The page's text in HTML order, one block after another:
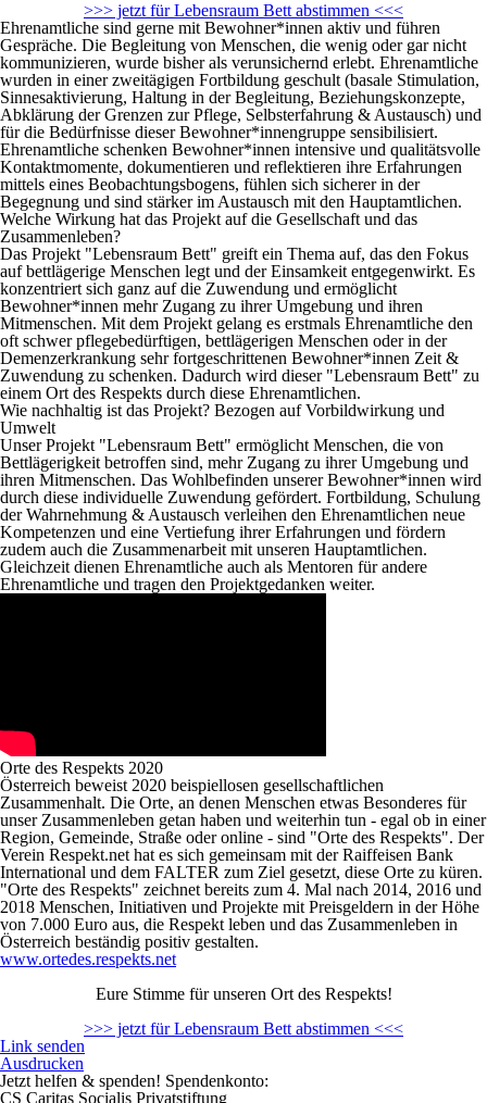
>>> jetzt für Lebensraum Bett abstimmen <<<
Ehrenamtliche sind gerne mit Bewohner*innen aktiv und führen
Gespräche. Die Begleitung von Menschen, die wenig oder gar nicht
kommunizieren, wurde bisher als verunsichernd erlebt. Ehrenamtliche
wurden in einer zweitägigen Fortbildung geschult (basale Stimulation,
Sinnesaktivierung, Haltung in der Begleitung, Beziehungskonzepte,
Abklärung der Grenzen zur Pflege, Selbsterfahrung & Austausch) und
für die Bedürfnisse dieser Bewohner*innengruppe sensibilisiert.
Ehrenamtliche schenken Bewohner*innen intensive und qualitätsvolle
Kontaktmomente, dokumentieren und reflektieren ihre Erfahrungen
mittels eines Beobachtungsbogens, fühlen sich sicherer in der
Begegnung und sind stärker im Austausch mit den Hauptamtlichen.
Welche Wirkung hat das Projekt auf die Gesellschaft und das
Zusammenleben?
Das Projekt "Lebensraum Bett" greift ein Thema auf, das den Fokus
auf bettlägerige Menschen legt und der Einsamkeit entgegenwirkt. Es
konzentriert sich ganz auf die Zuwendung und ermöglicht
Bewohner*innen mehr Zugang zu ihrer Umgebung und ihren
Mitmenschen. Mit dem Projekt gelang es erstmals Ehrenamtliche den
oft schwer pflegebedürftigen, bettlägerigen Menschen oder in der
Demenzerkrankung sehr fortgeschrittenen Bewohner*innen Zeit &
Zuwendung zu schenken. Dadurch wird dieser "Lebensraum Bett" zu
einem Ort des Respekts durch diese Ehrenamtlichen.
Wie nachhaltig ist das Projekt? Bezogen auf Vorbildwirkung und
Umwelt
Unser Projekt "Lebensraum Bett" ermöglicht Menschen, die von
Bettlägerigkeit betroffen sind, mehr Zugang zu ihrer Umgebung und
ihren Mitmenschen. Das Wohlbefinden unserer Bewohner*innen wird
durch diese individuelle Zuwendung gefördert. Fortbildung, Schulung
der Wahrnehmung & Austausch verleihen den Ehrenamtlichen neue
Kompetenzen und eine Vertiefung ihrer Erfahrungen und fördern
zudem auch die Zusammenarbeit mit unseren Hauptamtlichen.
Gleichzeit dienen Ehrenamtliche auch als Mentoren für andere
Ehrenamtliche und tragen den Projektgedanken weiter.
Orte des Respekts 2020
Österreich beweist 2020 beispiellosen gesellschaftlichen
Zusammenhalt. Die Orte, an denen Menschen etwas Besonderes für
unser Zusammenleben getan haben und weiterhin tun - egal ob in einer
Region, Gemeinde, Straße oder online - sind "Orte des Respekts". Der
Verein Respekt.net hat es sich gemeinsam mit der Raiffeisen Bank
International und dem FALTER zum Ziel gesetzt, diese Orte zu küren.
"Orte des Respekts" zeichnet bereits zum 4. Mal nach 2014, 2016 und
2018 Menschen, Initiativen und Projekte mit Preisgeldern in der Höhe
von 7.000 Euro aus, die Respekt leben und das Zusammenleben in
Österreich beständig positiv gestalten.
www.ortedes.respekts.net
Eure Stimme für unseren Ort des Respekts!
>>> jetzt für Lebensraum Bett abstimmen <<<
Link senden
Ausdrucken
Jetzt helfen & spenden! Spendenkonto:
CS Caritas Socialis Privatstiftung